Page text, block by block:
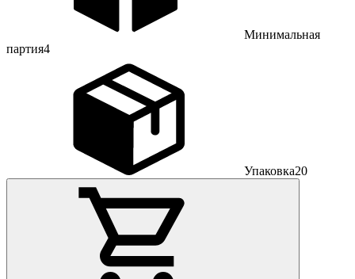
Минимальная
партия4
Упаковка20